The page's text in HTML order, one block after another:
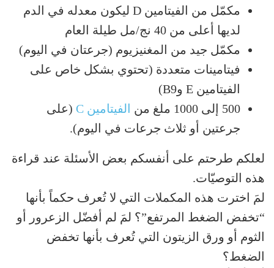
مكمّل من الفيتامين D ليكون معدله في الدم
لديها أعلى من 40 نج/مل طيلة العام
مكمّل جيد من المغنيزيوم (جرعتان في اليوم)
فيتامينات متعددة (تحتوي بشكل خاص على
الفيتامين E وB9)
500 إلى 1000 ملغ من
الفيتامين C
(على
جرعتين أو ثلاث جرعات في اليوم).
لعلكم طرحتم على أنفسكم بعض الأسئلة عند قراءة
هذه التوصيّات.
لمَ اخترت هذه المكملات التي لا تُعرف حكماً بأنها
“تخفض الضغط المرتفع”؟ لمَ لم أفضّل الزعرور أو
الثوم أو ورق الزيتون التي تُعرف بأنها تخفض
الضغط؟